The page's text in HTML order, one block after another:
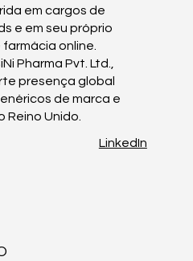
em cargos de
e em seu próprio
online.
Pharma Pvt. Ltd.,
presença global
de marca e
Reino Unido.
LinkedIn